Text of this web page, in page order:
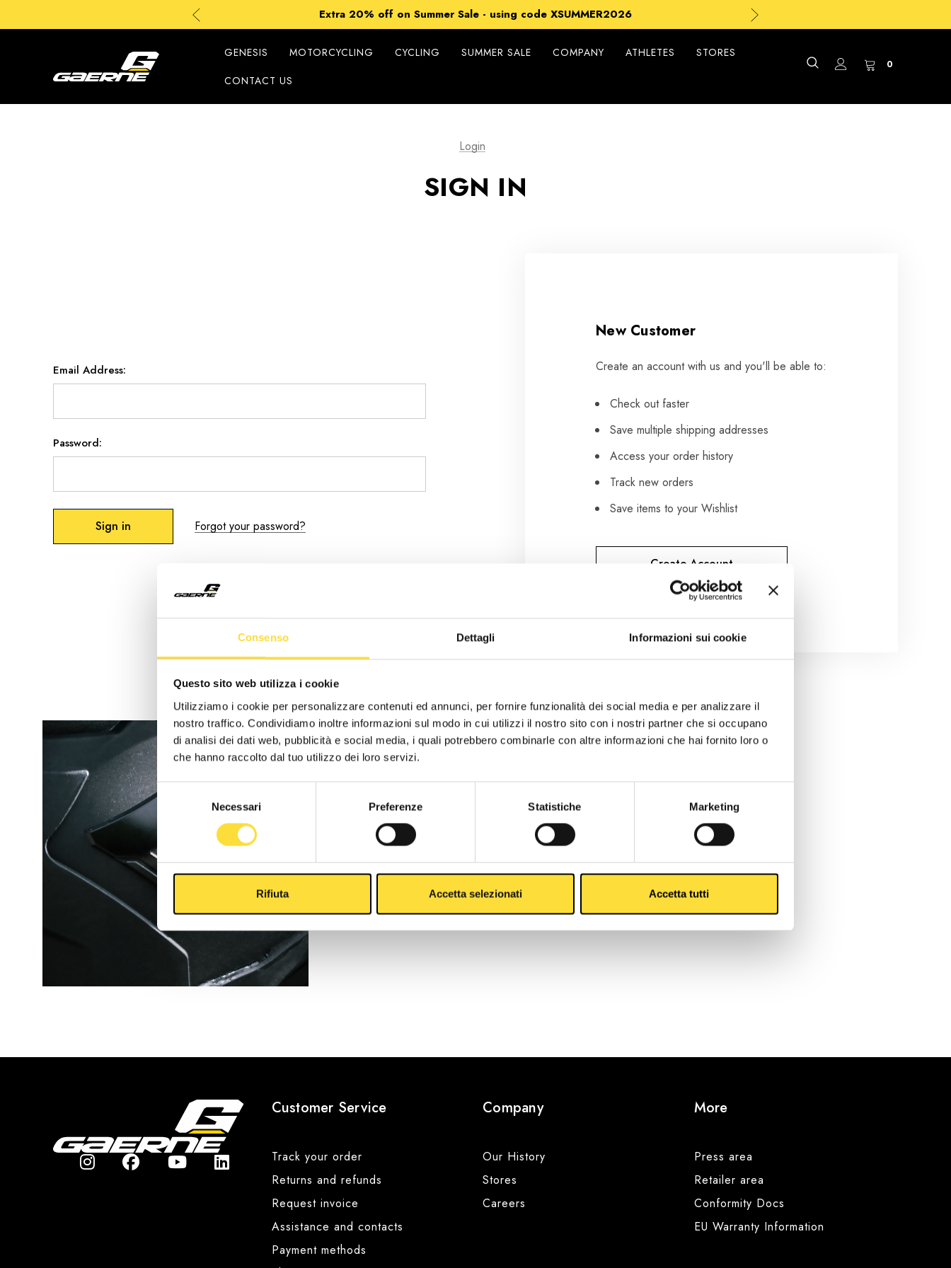
Consenso Dettagli Informazioni sui cookie
Questo sito web utilizza i cookie
Utilizziamo i cookie per personalizzare contenuti ed annunci, per fornire funzionalità dei social media e per analizzare il
nostro traffico. Condividiamo inoltre informazioni sul modo in cui utilizzi il nostro sito con i nostri partner che si occupano
di analisi dei dati web, pubblicità e social media, i quali potrebbero combinarle con altre informazioni che hai fornito loro o
che hanno raccolto dal tuo utilizzo dei loro servizi.
Selezione
consenso
Necessari Preferenze Statistiche Marketing
Rifiuta Accetta selezionati Accetta tutti
Extra 20% off on Summer Sale - using code XSUMMER2026
Free Shipping on all orders over 99€
GENESIS MOTORCYCLING CYCLING SUMMER SALE COMPANY ATHLETES
STORES
CONTACT US
0
Login
SIGN IN
Email Address:
Password:
Forgot your password?
New Customer
Create an account with us and you'll be able to:
Check out faster
Save multiple shipping addresses
Access your order history
Track new orders
Save items to your Wishlist
Create Account
Newsletter
Always stay in touch with Gaerne World, be the first to receive
news and promotions, and enjoy an
exclusive 10% discount
your next purchase!
Customer Service
Track your order
Returns and refunds
Request invoice
Assistance and contacts
Payment methods
Company
Our History
Stores
Careers
More
Press area
Retailer area
Conformity Docs
EU Warranty Information